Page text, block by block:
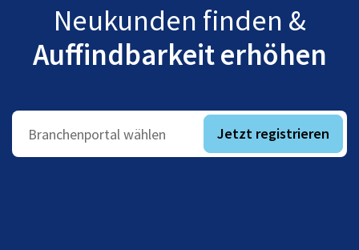
Neukunden finden &
Auffindbarkeit erhöhen
Branchenportal wählen Jetzt registrieren